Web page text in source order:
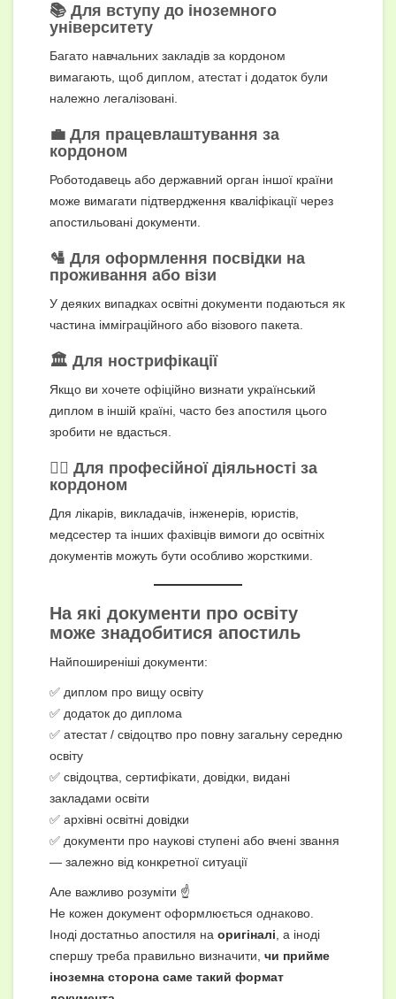
📚 Для вступу до іноземного
університету
Багато навчальних закладів за кордоном
вимагають, щоб диплом, атестат і додаток були
належно легалізовані.
💼 Для працевлаштування за
кордоном
Роботодавець або державний орган іншої країни
може вимагати підтвердження кваліфікації через
апостильовані документи.
🛂 Для оформлення посвідки на
проживання або візи
У деяких випадках освітні документи подаються як
частина імміграційного або візового пакета.
🏛 Для нострифікації
Якщо ви хочете офіційно визнати український
диплом в іншій країні, часто без апостиля цього
зробити не вдасться.
👩‍⚕️ Для професійної діяльності за
кордоном
Для лікарів, викладачів, інженерів, юристів,
медсестер та інших фахівців вимоги до освітніх
документів можуть бути особливо жорсткими.
На які документи про освіту
може знадобитися апостиль
Найпоширеніші документи:
✅ диплом про вищу освіту
✅ додаток до диплома
✅ атестат / свідоцтво про повну загальну середню
освіту
✅ свідоцтва, сертифікати, довідки, видані
закладами освіти
✅ архівні освітні довідки
✅ документи про наукові ступені або вчені звання
— залежно від конкретної ситуації
Але важливо розуміти ☝️
Не кожен документ оформлюється однаково.
Іноді достатньо апостиля на оригіналі , а іноді
спершу треба правильно визначити, чи прийме
іноземна сторона саме такий формат